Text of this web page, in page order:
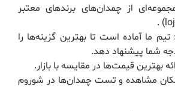
از چمدان‌های برندهای معتبر
ما آماده است تا بهترین گزینه‌ها را
شما پیشنهاد دهد.
مشاهده و تست چمدان‌ها در شوروم